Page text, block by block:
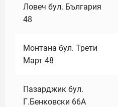
Ловеч бул. България
48
Монтана бул. Трети
Март 48
Пазарджик бул.
Г.Бенковски 66А